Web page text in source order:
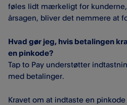
føles lidt mærkeligt for
årsagen, bliver det nemmere at
Hvad gør jeg, hvis betalingen
en pinkode?
Tap to Pay understøtter
med betalinger.
Kravet om at indtaste en